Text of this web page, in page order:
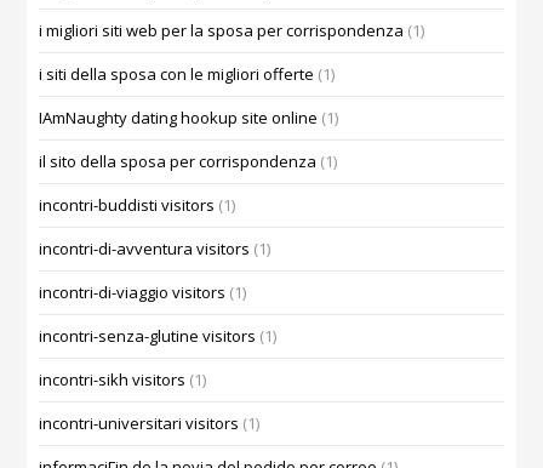
i migliori siti web per la sposa per corrispondenza (1)
i siti della sposa con le migliori offerte (1)
IAmNaughty dating hookup site online (1)
il sito della sposa per corrispondenza (1)
incontri-buddisti visitors (1)
incontri-di-avventura visitors (1)
incontri-di-viaggio visitors (1)
incontri-senza-glutine visitors (1)
incontri-sikh visitors (1)
incontri-universitari visitors (1)